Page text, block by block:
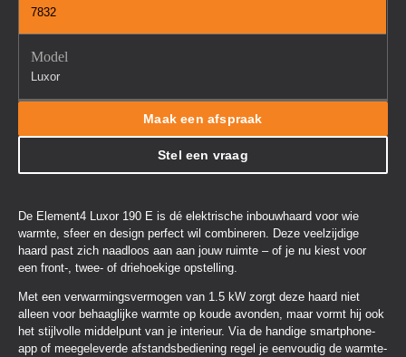
7832
Model
Luxor
Maak een afspraak
Stel een vraag
De Element4 Luxor 190 E is dé elektrische inbouwhaard voor wie
warmte, sfeer en design perfect wil combineren. Deze veelzijdige
haard past zich naadloos aan aan jouw ruimte – of je nu kiest voor
een front-, twee- of driehoekige opstelling.
Met een verwarmingsvermogen van 1.5 kW zorgt deze haard niet
alleen voor behaaglijke warmte op koude avonden, maar vormt hij ook
het stijlvolle middelpunt van je interieur. Via de handige smartphone-
app of meegeleverde afstandsbediening regel je eenvoudig de warmte-